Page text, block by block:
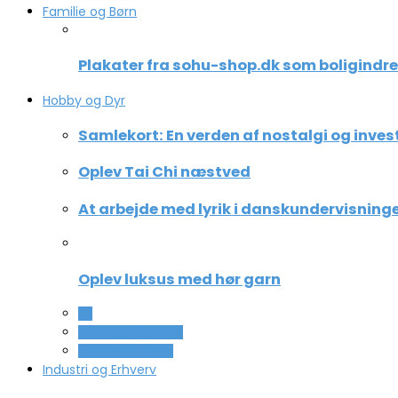
Familie og Børn
Plakater fra sohu-shop.dk som
Hobby og Dyr
Samlekort: En verden af nostalgi og
Oplev Tai Chi næstved
At arbejde med lyrik i
Oplev luksus med hør garn
Industri og Erhverv